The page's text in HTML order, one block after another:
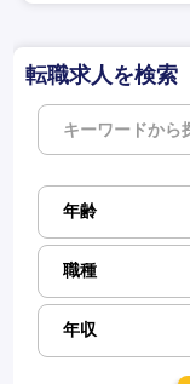
転職求人を検索